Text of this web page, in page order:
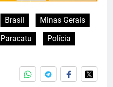
Brasil
Minas Gerais
Paracatu
Polícia